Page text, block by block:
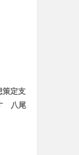
策定支
八尾